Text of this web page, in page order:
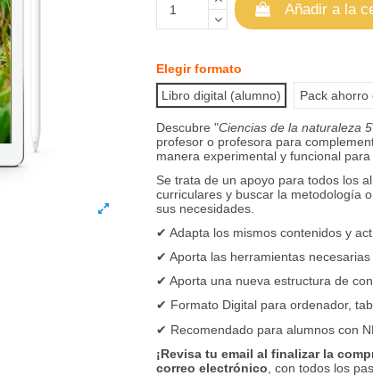
Añadir a la
Elegir formato
Libro digital (alumno)
Pack ahorro
Descubre "Ciencias de la naturaleza 5
profesor o profesora para
manera experimental y funcional
Se trata de un apoyo para todos los
curriculares y buscar la metodología
sus necesidades.
✔ Adapta los mismos contenidos y
✔ Aporta las herramientas
✔ Aporta una nueva estructura de
✔ Formato Digital para ordenador,
✔ Recomendado para alumnos con
¡Revisa tu email al finalizar la
correo electrónico , con todos los